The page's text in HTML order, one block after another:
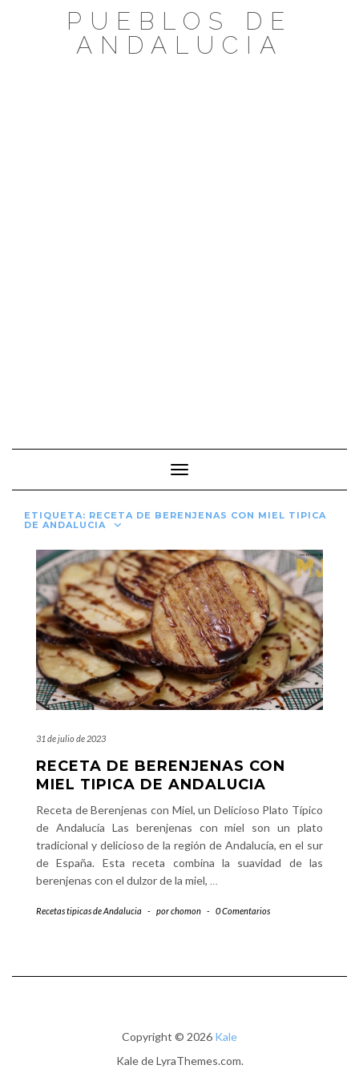
PUEBLOS DE
ANDALUCIA
Cambiar modo de navegación
ETIQUETA: RECETA DE BERENJENAS CON MIEL TIPICA
DE ANDALUCIA
31 de julio de 2023
RECETA DE BERENJENAS CON
MIEL TIPICA DE ANDALUCIA
Receta de Berenjenas con Miel, un Delicioso Plato Típico
de Andalucía Las berenjenas con miel son un plato
tradicional y delicioso de la región de Andalucía, en el sur
de España. Esta receta combina la suavidad de las
berenjenas con el dulzor de la miel, …
Recetas tipicas de Andalucia - porchomon - 0 Comentarios
Copyright © 2026 Kale
Kalede LyraThemes.com.